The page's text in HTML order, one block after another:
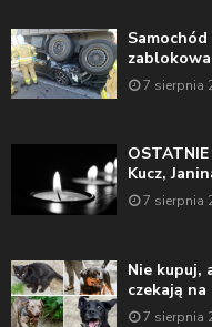
7 sierpnia
Kucz,
7 sierpnia
Nie kupuj,
czekają
7 sierpnia